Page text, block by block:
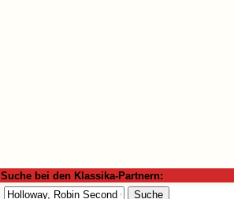
Suche bei den Klassika-Partnern: